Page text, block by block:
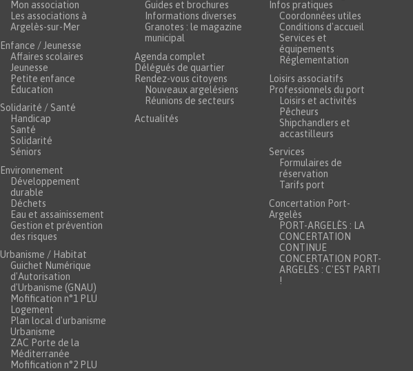
Mon association
Les associations à
Argelès-sur-Mer
Enfance / Jeunesse
Affaires scolaires
Jeunesse
Petite enfance
Éducation
Solidarité / Santé
Handicap
Santé
Solidarité
Séniors
Environnement
Développement
durable
Déchets
Eau et assainissement
Gestion et prévention
des risques
Urbanisme / Habitat
Guichet Numérique
d'Autorisation
d'Urbanisme (GNAU)
Mofification n°1 PLU
Logement
Plan local d'urbanisme
Urbanisme
ZAC Porte de la
Méditerranée
Mofification n°2 PLU
Guides et brochures
Informations diverses
Granotes : le magazine
municipal
Agenda complet
Délégués de quartier
Rendez-vous citoyens
Nouveaux argelésiens
Réunions de secteurs
Actualités
Infos pratiques
Coordonnées utiles
Conditions d'accueil
Services et
équipements
Réglementation
Loisirs associatifs
Professionnels du port
Loisirs et activités
Pêcheurs
Shipchandlers et
accastilleurs
Services
Formulaires de
réservation
Tarifs port
Concertation Port-
Argelès
PORT-ARGELÈS : LA
CONCERTATION
CONTINUE
CONCERTATION PORT-
ARGELÈS : C'EST PARTI
!